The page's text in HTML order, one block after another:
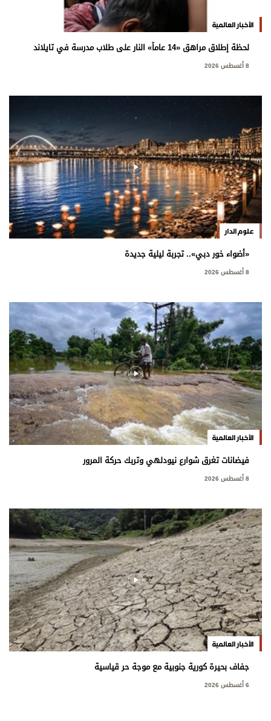
الأخبار العالمية
لحظة إطلاق مراهق «14 عاماً» النار على طلاب مدرسة في تايلاند
8 أغسطس 2026
علوم الدار
«أضواء خور دبي».. تجربة ليلية جديدة
8 أغسطس 2026
الأخبار العالمية
فيضانات تغرق شوارع نيودلهي وتربك حركة المرور
8 أغسطس 2026
الأخبار العالمية
جفاف بحيرة كورية جنوبية مع موجة حر قياسية
6 أغسطس 2026